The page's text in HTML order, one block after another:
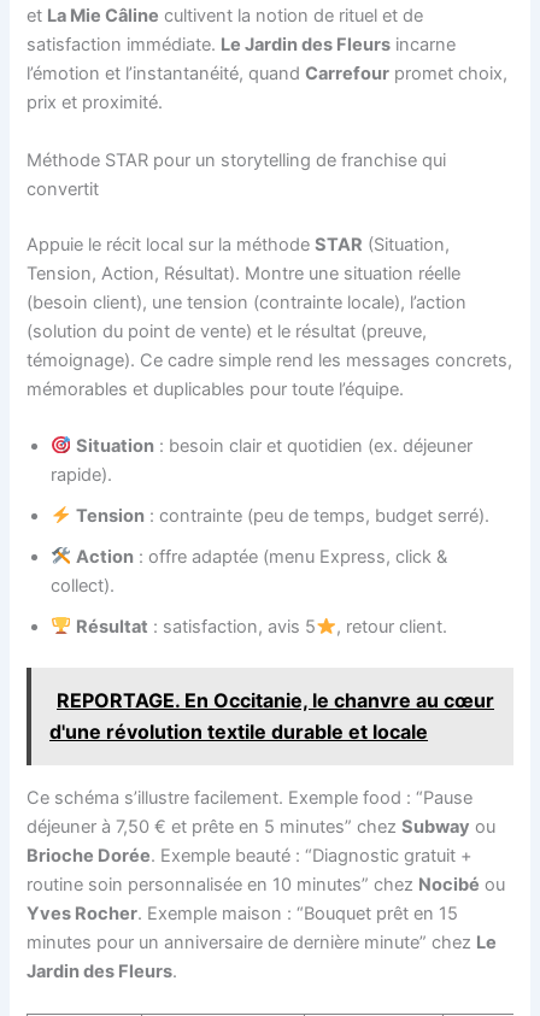
et La Mie Câline cultivent la notion de rituel et de
satisfaction immédiate. Le Jardin des Fleurs incarne
l’émotion et l’instantanéité, quandCarrefour promet choix,
prix et proximité.
Méthode STAR pour un storytelling de franchise qui
convertit
Appuie le récit local sur la méthodeSTAR (Situation,
Tension, Action, Résultat). Montre une situation réelle
(besoin client), une tension (contrainte locale), l’action
(solution du point de vente) et le résultat (preuve,
témoignage). Ce cadre simple rend les messages concrets,
mémorables et duplicables pour toute l’équipe.
Situation : besoin clair et quotidien (ex. déjeuner
rapide).
Tension : contrainte (peu de temps, budget serré).
Action : offre adaptée (menu Express, click &
collect).
Résultat : satisfaction, avis 5 , retour client.
REPORTAGE. En Occitanie, le chanvre au cœur
d'une révolution textile durable et locale
Ce schéma s’illustre facilement. Exemple food : “Pause
déjeuner à 7,50 € et prête en 5 minutes” chezSubway ou
Brioche Dorée. Exemple beauté : “Diagnostic gratuit +
routine soin personnalisée en 10 minutes” chez Nocibé ou
Yves Rocher. Exemple maison : “Bouquet prêt en 15
minutes pour un anniversaire de dernière minute” chez Le
Jardin des Fleurs.